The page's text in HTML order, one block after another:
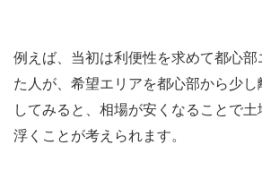
例えば、当初は利便性を求めて都心
た人が、希望エリアを都心部から少
してみると、相場が安くなることで
浮くことが考えられます。